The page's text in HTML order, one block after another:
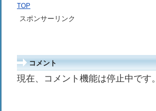
TOP
コメント
現在、コメント機能は停止中です。
スポンサーリンク